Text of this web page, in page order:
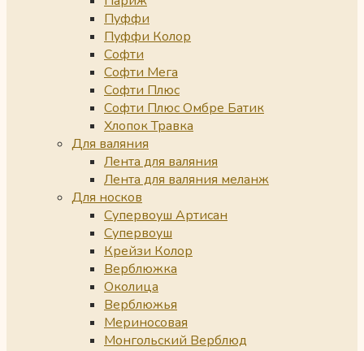
Пуффи
Пуффи Колор
Софти
Софти Мега
Софти Плюс
Софти Плюс Омбре Батик
Хлопок Травка
Для валяния
Лента для валяния
Лента для валяния меланж
Для носков
Супервоуш Артисан
Супервоуш
Крейзи Колор
Верблюжка
Околица
Верблюжья
Мериносовая
Монгольский Верблюд